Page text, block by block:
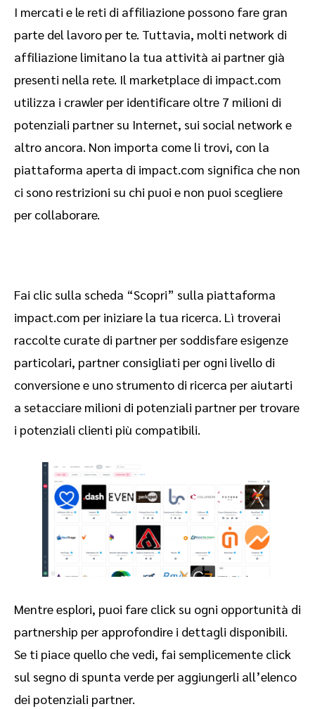
I mercati e le reti di affiliazione possono fare gran
parte del lavoro per te. Tuttavia, molti network di
affiliazione limitano la tua attività ai partner già
presenti nella rete. Il marketplace di impact.com
utilizza i crawler per identificare oltre 7 milioni di
potenziali partner su Internet, sui social network e
altro ancora. Non importa come li trovi, con la
piattaforma aperta di impact.com significa che non
ci sono restrizioni su chi puoi e non puoi scegliere
per collaborare.
Fai clic sulla scheda “Scopri” sulla piattaforma
impact.com per iniziare la tua ricerca. Lì troverai
raccolte curate di partner per soddisfare esigenze
particolari, partner consigliati per ogni livello di
conversione e uno strumento di ricerca per aiutarti
a setacciare milioni di potenziali partner per trovare
i potenziali clienti più compatibili.
Mentre esplori, puoi fare click su ogni opportunità di
partnership per approfondire i dettagli disponibili.
Se ti piace quello che vedi, fai semplicemente click
sul segno di spunta verde per aggiungerli all’elenco
dei potenziali partner.